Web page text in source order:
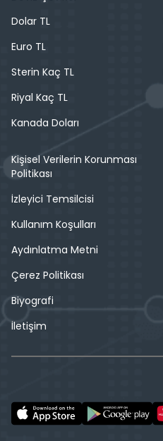
Dolar TL
Euro TL
Sterin Kaç TL
Riyal Kaç TL
Kanada Doları
Kişisel Verilerin Korunması
Politikası
İzleyici Temsilcisi
Kullanım Koşulları
Aydınlatma Metni
Çerez Politikası
Biyografi
İletişim